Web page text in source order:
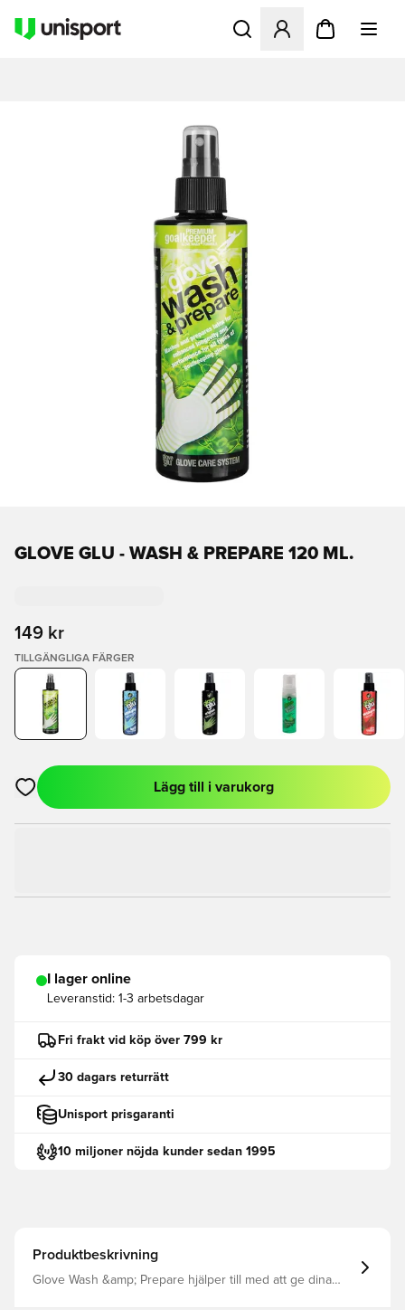
Öppnar en Modal för att
GLOVE GLU - WASH & PREPARE 120 ML.
149 kr
TILLGÄNGLIGA FÄRGER
Öppnar en Modal för att logga in eller registrera dig som
Lägg till i varukorg
I lager online
Leveranstid: 1-3 arbetsdagar
Fri frakt vid köp över 799 kr
30 dagars returrätt
Unisport prisgaranti
10 miljoner nöjda kunder sedan 1995
Produktbeskrivning
Glove Wash &amp; Prepare hjälper till med att ge dina